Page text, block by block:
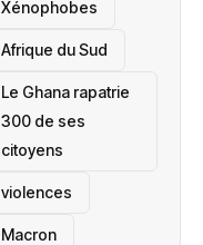
‎Xénophobes
Afrique du Sud
Le Ghana rapatrie
300 de ses
citoyens
violences
Macron